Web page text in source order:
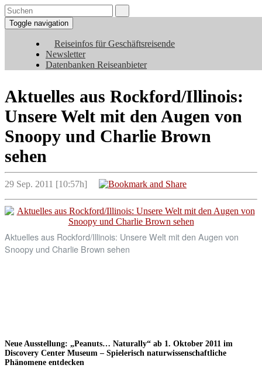
Toggle navigation
Reiseinfos für Geschäftsreisende
Newsletter
Datenbanken Reiseanbieter
Aktuelles aus Rockford/Illinois:
Unsere Welt mit den Augen von
Snoopy und Charlie Brown
sehen
29 Sep. 2011 [10:57h]
Aktuelles aus Rockford/Illinois: Unsere Welt mit den Augen von
Snoopy und Charlie Brown sehen
Neue Ausstellung: „Peanuts… Naturally“ ab 1. Oktober 2011 im
Discovery Center Museum – Spielerisch naturwissenschaftliche
Phänomene entdecken